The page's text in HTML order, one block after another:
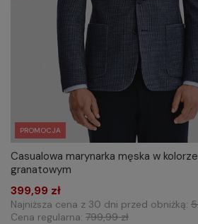
PROMOCJA
Casualowa marynarka męska w kolorze
granatowym
399,99 zł
Najniższa cena z 30 dni przed obniżką:
Cena regularna: 799,99 zł